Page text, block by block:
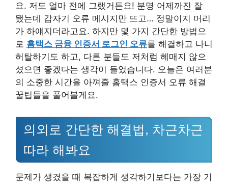
요. 저도 얼마 전에 그랬거든요! 분명 어제까진 잘
됐는데 갑자기 오류 메시지만 뜨고… 정말이지 머리
가 하얘지더라고요. 하지만 몇 가지 간단한 방법으
로 홈택스 금융 인증서 로그인 오류를 해결하고 나니
허탈하기도 하고, 다른 분들도 저처럼 헤매지 않으
셨으면 좋겠다는 생각이 들었습니다. 오늘은 여러분
의 소중한 시간을 아껴줄 홈택스 인증서 오류 해결
꿀팁들을 풀어볼게요.
의외로 간단한 해결법, 차근차근
따라 해봐요
문제가 생겼을 때 복잡하게 생각하기보다는 가장 기